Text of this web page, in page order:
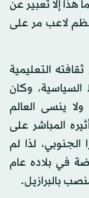
هذا إلا تعبير عن
لاعب مر على
التعليمية
وكان
ينسى العالم
لنيجيريا عام 1969 وتأثيره المباشر على
الجنوبي، لذا لم
في بلاده عام